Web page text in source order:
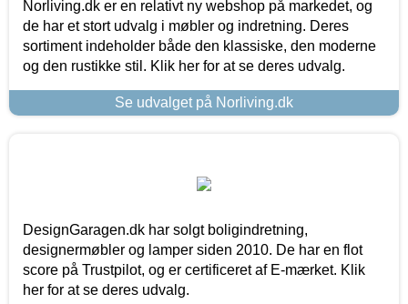
Norliving.dk er en relativt ny webshop på markedet, og
de har et stort udvalg i møbler og indretning. Deres
sortiment indeholder både den klassiske, den moderne
og den rustikke stil. Klik her for at se deres udvalg.
Se udvalget på Norliving.dk
DesignGaragen.dk har solgt boligindretning,
designermøbler og lamper siden 2010. De har en flot
score på Trustpilot, og er certificeret af E-mærket. Klik
her for at se deres udvalg.